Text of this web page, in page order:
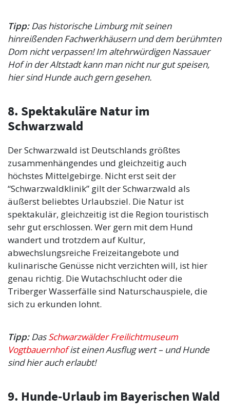
Tipp:Das historische Limburg mit seinen
hinreißenden Fachwerkhäusern und dem berühmten
Dom nicht verpassen! Im altehrwürdigen Nassauer
Hof in der Altstadt kann man nicht nur gut speisen,
hier sind Hunde auch gern gesehen.
8. Spektakuläre Natur im
Schwarzwald
Der Schwarzwald ist Deutschlands größtes
zusammenhängendes und gleichzeitig auch
höchstes Mittelgebirge. Nicht erst seit der
“Schwarzwaldklinik” gilt der Schwarzwald als
äußerst beliebtes Urlaubsziel. Die Natur ist
spektakulär, gleichzeitig ist die Region touristisch
sehr gut erschlossen. Wer gern mit dem Hund
wandert und trotzdem auf Kultur,
abwechslungsreiche Freizeitangebote und
kulinarische Genüsse nicht verzichten will, ist hier
genau richtig. Die Wutachschlucht oder die
Triberger Wasserfälle sind Naturschauspiele, die
sich zu erkunden lohnt.
Tipp:DasSchwarzwälder Freilichtmuseum
Vogtbauernhofist einen Ausflug wert – und Hunde
sind hier auch erlaubt!
9. Hunde-Urlaub im Bayerischen Wald